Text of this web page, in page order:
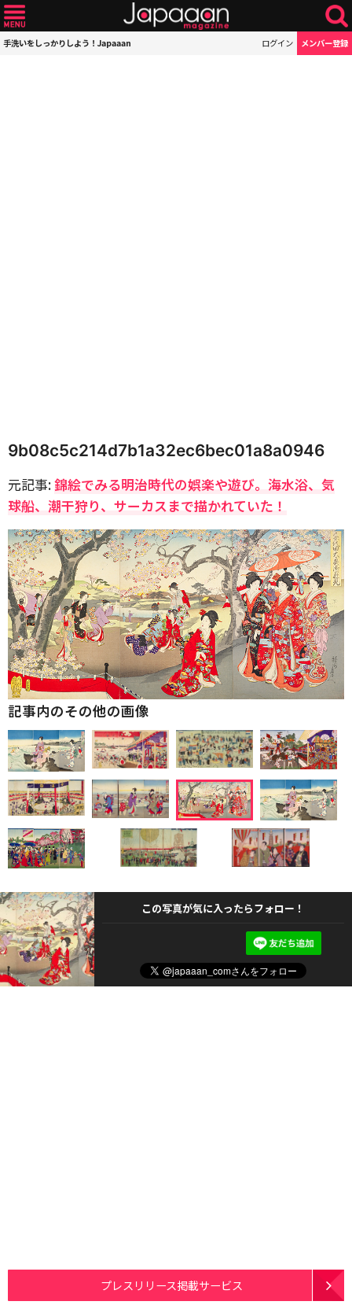
手洗いをしっかりしよう！Japaaan ログイン メンバー登録
9b08c5c214d7b1a32ec6bec01a8a0946
元記事:錦絵でみる明治時代の娯楽や遊び。海水浴、気
球船、潮干狩り、サーカスまで描かれていた！
記事内のその他の画像
この写真が気に入ったらフォロー！
プレスリリース掲載サービス